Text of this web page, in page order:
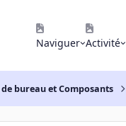
Naviguer Activité
bureau et Composants